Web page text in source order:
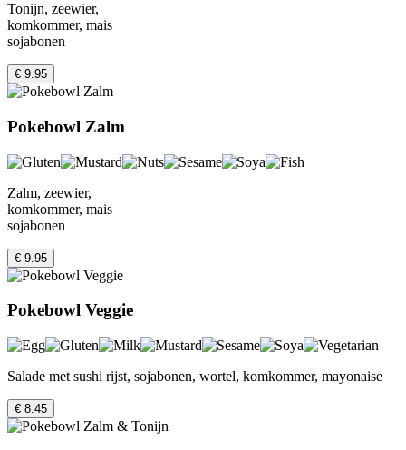
Tonijn, zeewier,
komkommer, mais
sojabonen
€ 9.95
Pokebowl Zalm
Zalm, zeewier,
komkommer, mais
sojabonen
€ 9.95
Pokebowl Veggie
Salade met sushi rijst, sojabonen, wortel, komkommer, mayonaise
€ 8.45